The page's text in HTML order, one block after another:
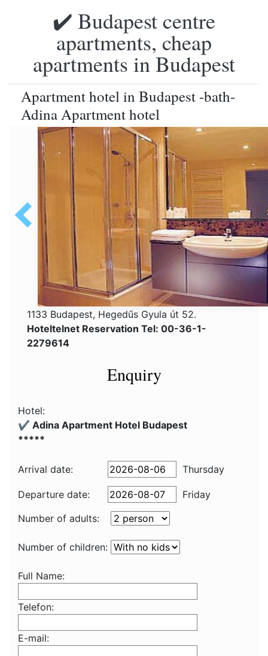
✔️ Budapest centre
apartments, cheap
apartments in Budapest
Apartment hotel in Budapest -bath-
Adina Apartment hotel
1133 Budapest, Hegedűs Gyula út 52.
Hoteltelnet Reservation Tel: 00-36-1-
2279614
Enquiry
Hotel:
✔️ Adina Apartment Hotel Budapest
*****
Arrival date: Thursday
Departure date:
Friday
Number of adults:
Number of children:
Full Name:
Telefon:
E-mail: